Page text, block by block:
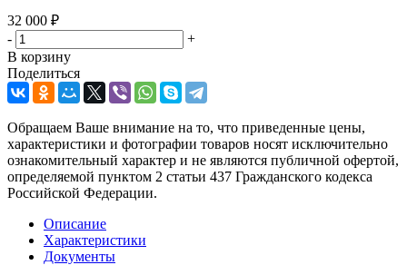
32 000 ₽
-
+
В корзину
Поделиться
Обращаем Ваше внимание на то, что приведенные цены,
характеристики и фотографии товаров носят исключительно
ознакомительный характер и не являются публичной офертой,
определяемой пунктом 2 статьи 437 Гражданского кодекса
Российской Федерации.
Описание
Характеристики
Документы